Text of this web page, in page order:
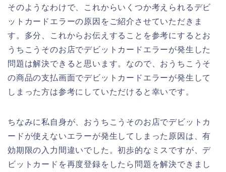
そのようなわけで、これからいくつか考えられるデビ
ットカードエラーの原因をご紹介させていただきま
す。多分、これからお伝えすることを参考にするとお
うちこうそのお店でデビットカードエラーが発生した
問題は解決できると思います。なので、おうちこうそ
の商品の支払画面でデビットカードエラーが発生して
しまった方は参考にしていただけると幸いです。
ちなみに私自身が、おうちこうそのお店でデビットカ
ードが使えないエラーが発生してしまった原因は、有
効期限の入力間違いでした。初歩的なミスですが、デ
ビットカードを再度登録をしたら問題を解決できまし